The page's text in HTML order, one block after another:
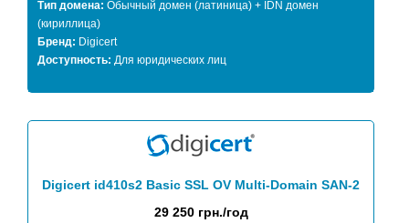
Тип домена: Обычный домен (латиница) + IDN домен
(кириллица)
Бренд: Digicert
Доступность: Для юридических лиц
Digicert id410s2 Basic SSL OV Multi-Domain SAN-2
29 250 грн./год